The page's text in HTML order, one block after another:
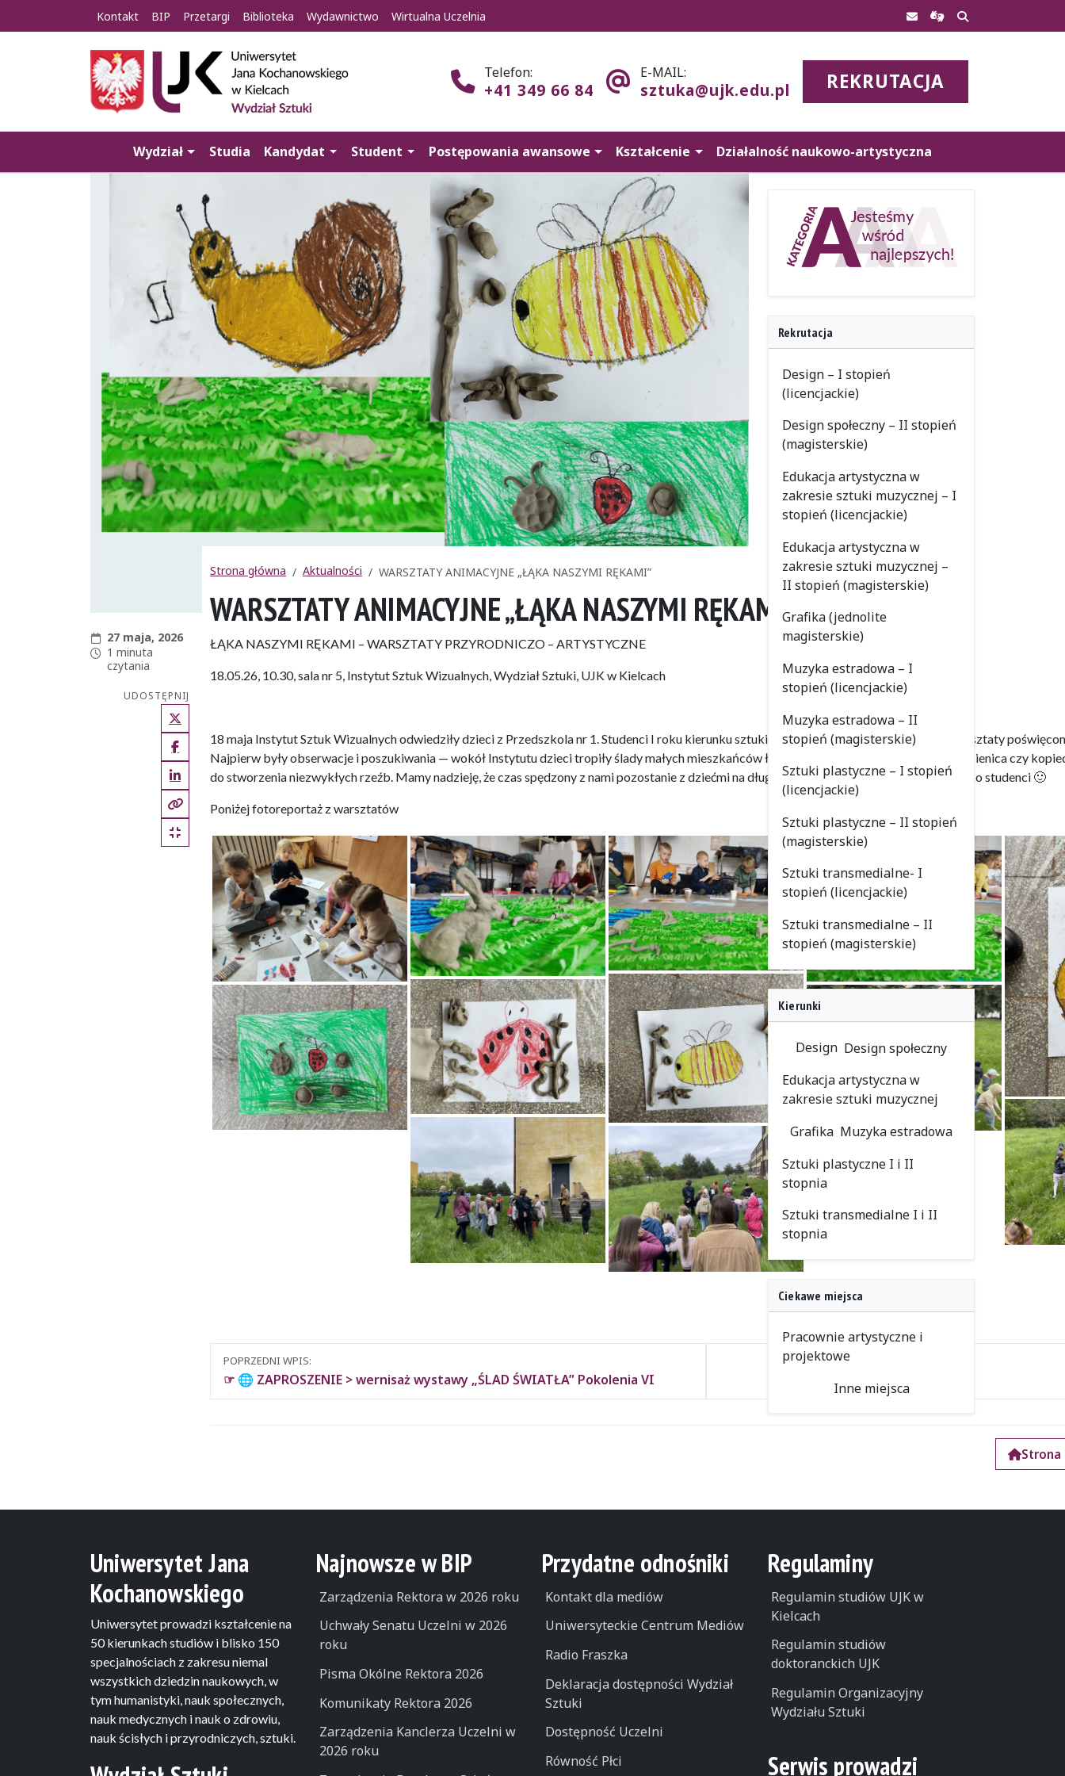
Kontakt BIP Przetargi Biblioteka Wydawnictwo Wirtualna Uczelnia
Telefon:
+41 349 66 84
E-MAIL:
sztuka@ujk.edu.pl REKRUTACJA
Wydział Studia Kandydat Student Postępowania awansowe Kształcenie Działalność naukowo-artystyczna
Data publikacji:
27 maja, 2026
Czas czytania:
1 minuta
czytania
UDOSTĘPNIJ
X (Twitter)
Facebook
LinkedIn
Kopiuj pełny link
Kopiuj krótki link
Strona główna Aktualności WARSZTATY ANIMACYJNE „ŁĄKA NASZYMI RĘKAMI”
WARSZTATY ANIMACYJNE „ŁĄKA NASZYMI RĘKAMI”
ŁĄKA NASZYMI RĘKAMI – WARSZTATY PRZYRODNICZO – ARTYSTYCZNE
18.05.26, 10.30, sala nr 5, Instytut Sztuk Wizualnych, Wydział Sztuki, UJK w Kielcach
18 maja Instytut Sztuk Wizualnych odwiedziły dzieci z Przedszkola nr 1. Studenci I roku kierunku sztuki plastyczne przygotowali dla nich warsztaty
Najpierw były obserwacje i poszukiwania — wokół Instytutu dzieci tropiły ślady małych mieszkańców łąki. Mrowisko, trzmiel, biedronka, gąsienica czy
do stworzenia niezwykłych rzeźb. Mamy nadzieję, że czas spędzony z nami pozostanie z dziećmi na długo — i być może kiedyś wrócą tu już jako studenci 🙂
Poniżej fotoreportaż z warsztatów
Nawigacja
między
POPRZEDNI WPIS:
☞ 🌐 ZAPROSZENIE > wernisaż wystawy „ŚLAD ŚWIATŁA” Pokolenia VI
Strona
Rekrutacja
Design – I stopień
(licencjackie)
Design społeczny – II stopień
(magisterskie)
Edukacja artystyczna w
zakresie sztuki muzycznej – I
stopień (licencjackie)
Edukacja artystyczna w
zakresie sztuki muzycznej –
II stopień (magisterskie)
Grafika (jednolite
magisterskie)
Muzyka estradowa – I
stopień (licencjackie)
Muzyka estradowa – II
stopień (magisterskie)
Sztuki plastyczne – I stopień
(licencjackie)
Sztuki plastyczne – II stopień
(magisterskie)
Sztuki transmedialne- I
stopień (licencjackie)
Sztuki transmedialne – II
stopień (magisterskie)
Kierunki
Design Design społeczny
Edukacja artystyczna w
zakresie sztuki muzycznej
Grafika Muzyka estradowa
Sztuki plastyczne I i II
stopnia
Sztuki transmedialne I i II
stopnia
Ciekawe miejsca
Pracownie artystyczne i
projektowe
Inne miejsca
Uniwersytet Jana
Kochanowskiego
Uniwersytet prowadzi kształcenie na
50 kierunkach studiów i blisko 150
specjalnościach z zakresu niemal
wszystkich dziedzin naukowych, w
tym humanistyki, nauk społecznych,
nauk medycznych i nauk o zdrowiu,
nauk ścisłych i przyrodniczych, sztuki.
Najnowsze w BIP
Zarządzenia Rektora w 2026 roku
Uchwały Senatu Uczelni w 2026
roku
Pisma Okólne Rektora 2026
Komunikaty Rektora 2026
Zarządzenia Kanclerza Uczelni w
2026 roku
Przydatne odnośniki
Kontakt dla mediów
Uniwersyteckie Centrum Mediów
Radio Fraszka
Deklaracja dostępności Wydział
Sztuki
Dostępność Uczelni
Równość Płci
Regulaminy
Regulamin studiów UJK w
Kielcach
Regulamin studiów
doktoranckich UJK
Regulamin Organizacyjny
Wydziału Sztuki
Serwis prowadzi